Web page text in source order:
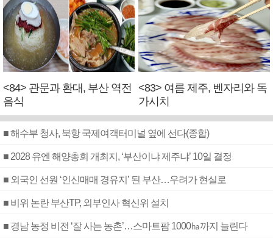
<84> 관문과 환대, 부산 역전
음식
<83> 여름 제주, 벤자리와 독
가시치
■ 해수부 청사, 북항 국제여객터미널 옆에 선다(종합)
■ 2028 유엔 해양총회 개최지, ‘부산이냐 제주냐’ 10일 결정
■ 외국인 선원 ‘인신매매 경유지’ 된 부산…우려가 현실로
■ 비위 논란 부산TP, 외부인사 혁신위 설치
■ 경남 농정 비전 ‘잘 사는 농촌’…스마트팜 1000㏊까지 늘린다